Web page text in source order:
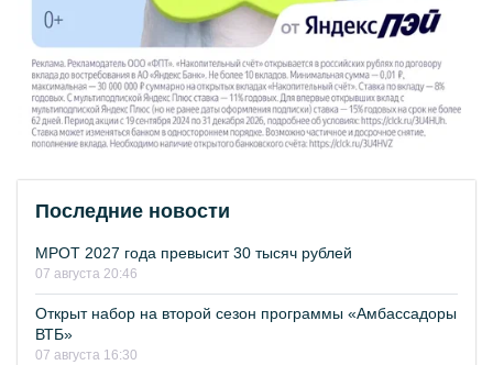
Последние новости
МРОТ 2027 года превысит 30 тысяч рублей
07 августа 20:46
Открыт набор на второй сезон программы «Амбассадоры
ВТБ»
07 августа 16:30